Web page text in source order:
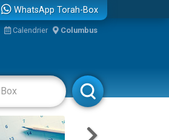
WhatsApp Torah-Box
Calendrier Columbus
Rabbanim